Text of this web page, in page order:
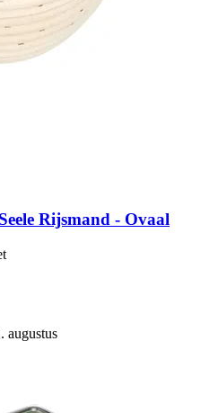
Rijsmand -​ Ovaal
augustus